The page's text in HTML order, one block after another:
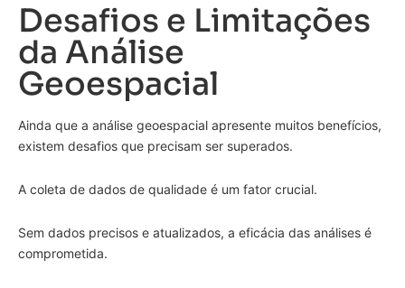
Desafios e Limitações
da Análise
Geoespacial
Ainda que a análise geoespacial apresente muitos benefícios,
existem desafios que precisam ser superados.
A coleta de dados de qualidade é um fator crucial.
Sem dados precisos e atualizados, a eficácia das análises é
comprometida.